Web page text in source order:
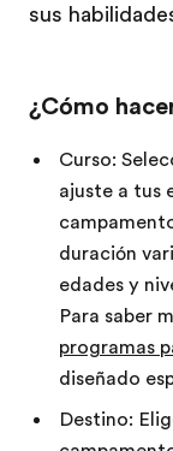
sus
¿Cómo
Curso:
ajuste a tus
duración
edades y
Para saber
programas
diseñado
Destino: